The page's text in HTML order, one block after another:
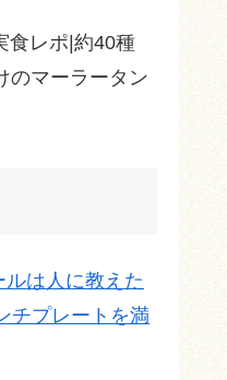
食レポ|約40種
のマーラータン
は人に教えた
チプレートを満